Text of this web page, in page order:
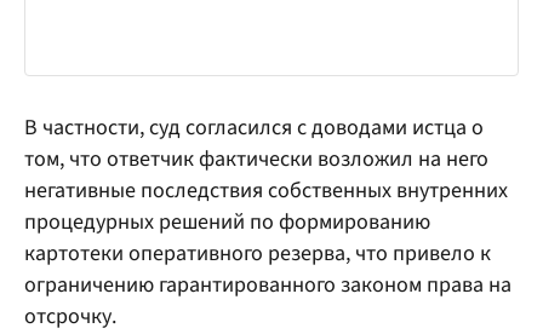
В частности, суд согласился с доводами истца о
том, что ответчик фактически возложил на него
негативные последствия собственных внутренних
процедурных решений по формированию
картотеки оперативного резерва, что привело к
ограничению гарантированного законом права на
отсрочку.